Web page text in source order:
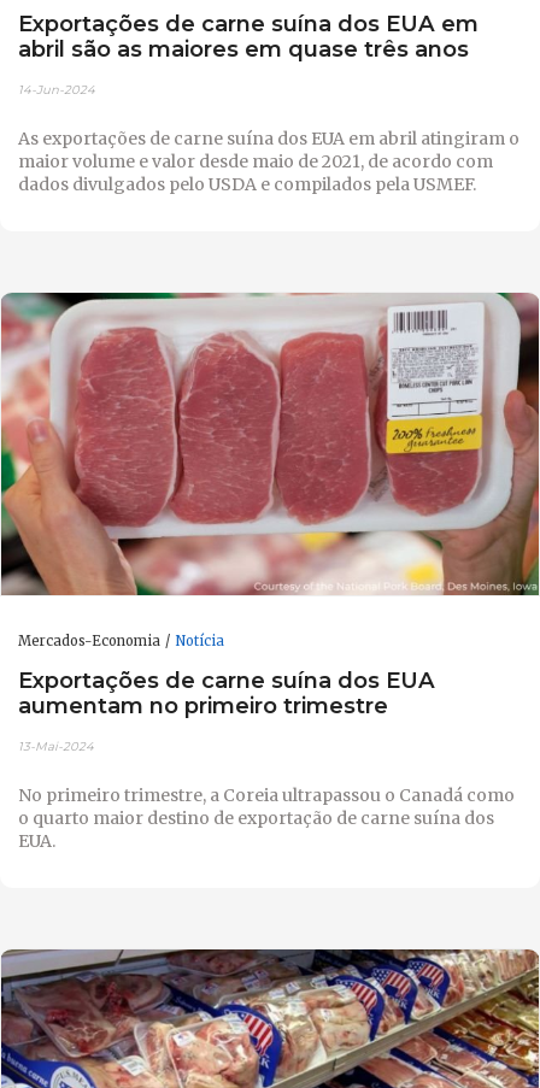
Exportações de carne suína dos EUA em
abril são as maiores em quase três anos
14-Jun-2024
As exportações de carne suína dos EUA em abril atingiram o
maior volume e valor desde maio de 2021, de acordo com
dados divulgados pelo USDA e compilados pela USMEF.
Mercados-Economia Notícia
Exportações de carne suína dos EUA
aumentam no primeiro trimestre
13-Mai-2024
No primeiro trimestre, a Coreia ultrapassou o Canadá como
o quarto maior destino de exportação de carne suína dos
EUA.